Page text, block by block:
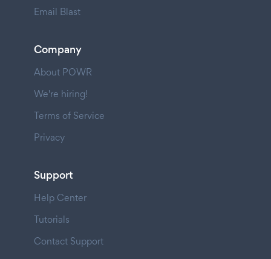
Email Blast
Company
About POWR
We're hiring!
Terms of Service
Privacy
Support
Help Center
Tutorials
Contact Support